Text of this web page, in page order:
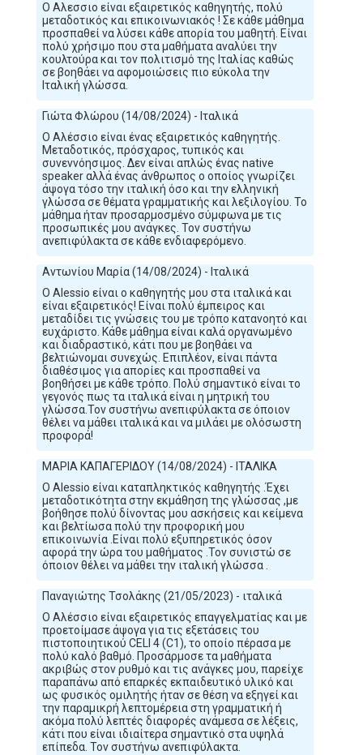
Ο Αλεσσιο είναι εξαιρετικός καθηγητής, πολύ
μεταδοτικός και επικοινωνιακός ! Σε κάθε μάθημα
προσπαθεί να λύσει κάθε απορία του μαθητή. Είναι
πολύ χρήσιμο που στα μαθήματα αναλύει την
κουλτούρα και τον πολιτισμό της Ιταλίας καθώς
σε βοηθάει να αφομοιώσεις πιο εύκολα την
Ιταλική γλώσσα.
Γιώτα Φλώρου (14/08/2024) - Ιταλικά
Ο Αλέσσιο είναι ένας εξαιρετικός καθηγητής.
Μεταδοτικός, πρόσχαρος, τυπικός και
συνεννόησιμος. Δεν είναι απλώς ένας native
speaker αλλά ένας άνθρωπος ο οποίος γνωρίζει
άψογα τόσο την ιταλική όσο και την ελληνική
γλώσσα σε θέματα γραμματικής και λεξιλογίου. Το
μάθημα ήταν προσαρμοσμένο σύμφωνα με τις
προσωπικές μου ανάγκες. Τον συστήνω
ανεπιφύλακτα σε κάθε ενδιαφερόμενο.
Αντωνίου Μαρία (14/08/2024) - Ιταλικά
Ο Alessio είναι ο καθηγητής μου στα ιταλικά και
είναι εξαιρετικός! Είναι πολύ έμπειρος και
μεταδίδει τις γνώσεις του με τρόπο κατανοητό και
ευχάριστο. Κάθε μάθημα είναι καλά οργανωμένο
και διαδραστικό, κάτι που με βοηθάει να
βελτιώνομαι συνεχώς. Επιπλέον, είναι πάντα
διαθέσιμος για απορίες και προσπαθεί να
βοηθήσει με κάθε τρόπο. Πολύ σημαντικό είναι το
γεγονός πως τα ιταλικά είναι η μητρική του
γλώσσα.Τον συστήνω ανεπιφύλακτα σε όποιον
θέλει να μάθει ιταλικά και να μιλάει με ολόσωστη
προφορά!
ΜΑΡΙΑ ΚΑΠΑΓΕΡΙΔΟΥ (14/08/2024) - ΙΤΑΛΙΚΑ
Ο Alessio είναι καταπληκτικός καθηγητής .Έχει
μεταδοτικότητα στην εκμάθηση της γλώσσας ,με
βοήθησε πολύ δίνοντας μου ασκήσεις και κείμενα
και βελτίωσα πολύ την προφορική μου
επικοινωνία .Είναι πολύ εξυπηρετικός όσον
αφορά την ώρα του μαθήματος .Τον συνιστώ σε
όποιον θέλει να μάθει την ιταλική γλώσσα .
Παναγιώτης Τσολάκης (21/05/2023) - ιταλικά
Ο Αλέσσιο είναι εξαιρετικός επαγγελματίας και με
προετοίμασε άψογα για τις εξετάσεις του
πιστοποιητικού CELI 4 (C1), το οποίο πέρασα με
πολύ καλό βαθμό. Προσάρμοσε τα μαθήματα
ακριβώς στον ρυθμό και τις ανάγκες μου, παρείχε
παραπάνω από επαρκές εκπαιδευτικό υλικό και
ως φυσικός ομιλητής ήταν σε θέση να εξηγεί και
την παραμικρή λεπτομέρεια στη γραμματική ή
ακόμα πολύ λεπτές διαφορές ανάμεσα σε λέξεις,
κάτι που είναι ιδιαίτερα σημαντικό στα υψηλά
επίπεδα. Τον συστήνω ανεπιφύλακτα.